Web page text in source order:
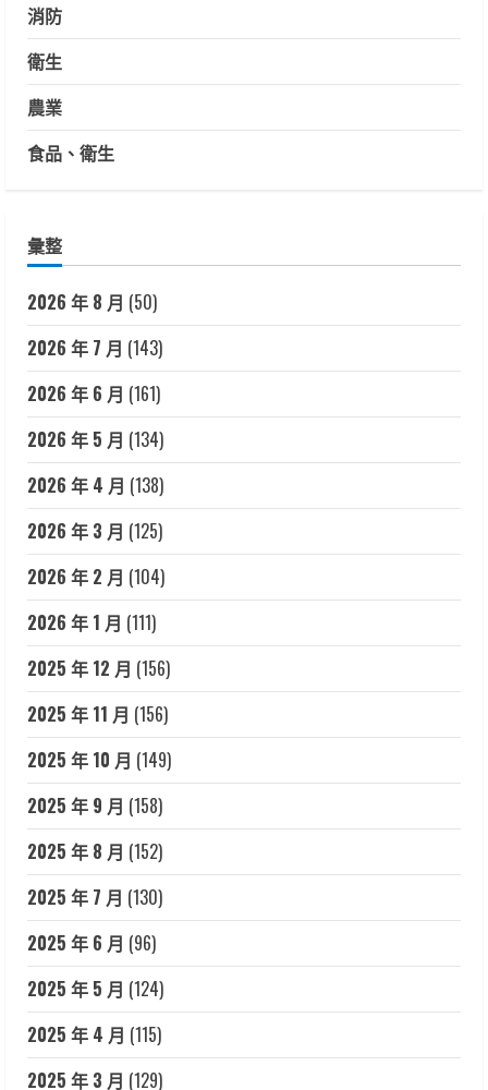
消防
衛生
農業
食品、衛生
彙整
2026 年 8 月 (50)
2026 年 7 月 (143)
2026 年 6 月 (161)
2026 年 5 月 (134)
2026 年 4 月 (138)
2026 年 3 月 (125)
2026 年 2 月 (104)
2026 年 1 月 (111)
2025 年 12 月 (156)
2025 年 11 月 (156)
2025 年 10 月 (149)
2025 年 9 月 (158)
2025 年 8 月 (152)
2025 年 7 月 (130)
2025 年 6 月 (96)
2025 年 5 月 (124)
2025 年 4 月 (115)
2025 年 3 月 (129)